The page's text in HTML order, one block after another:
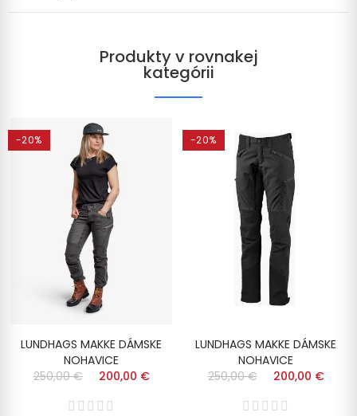
Produkty v rovnakej
kategórii
-20%
LUNDHAGS MAKKE DÁMSKE
NOHAVICE
250,00 €
200,00 €
-20%
LUNDHAGS MAKKE DÁMSKE
NOHAVICE
250,00 €
200,00 €